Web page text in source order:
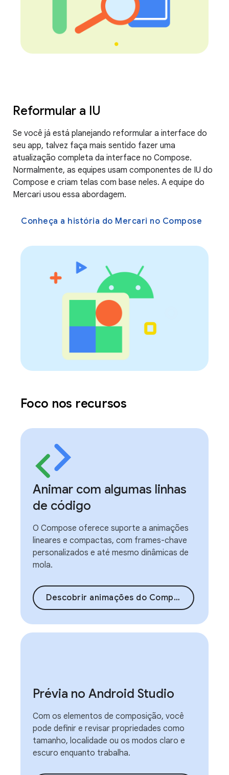
Reformular a IU
Se você já está planejando reformular a interface do
seu app, talvez faça mais sentido fazer uma
atualização completa da interface no Compose.
Normalmente, as equipes usam componentes de IU do
Compose e criam telas com base neles. A equipe do
Mercari usou essa abordagem.
Conheça a história do Mercari no Compose
Foco nos recursos
Animar com algumas linhas
de código
O Compose oferece suporte a animações
lineares e compactas, com frames-chave
personalizados e até mesmo dinâmicas de
mola.
Descobrir animações do Compose
Prévia no Android Studio
Com os elementos de composição, você
pode definir e revisar propriedades como
tamanho, localidade ou os modos claro e
escuro enquanto trabalha.